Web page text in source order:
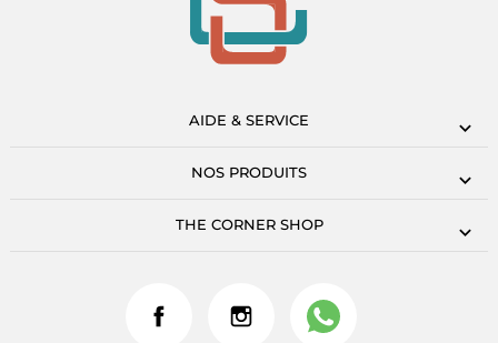
AIDE & SERVICE
NOS PRODUITS
THE CORNER SHOP